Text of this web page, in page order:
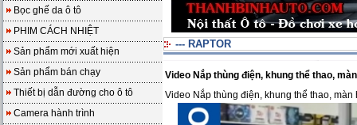
Bọc ghế da ô tô
PHIM CÁCH NHIỆT
Sản phẩm mới xuất hiện
Sản phẩm bán chạy
Thiết bị dẫn đường cho ô tô
Camera hành trình
--- RAPTOR
Video Nắp thùng điện, khung thể thao,
Video Nắp thùng điện, khung thể thao,